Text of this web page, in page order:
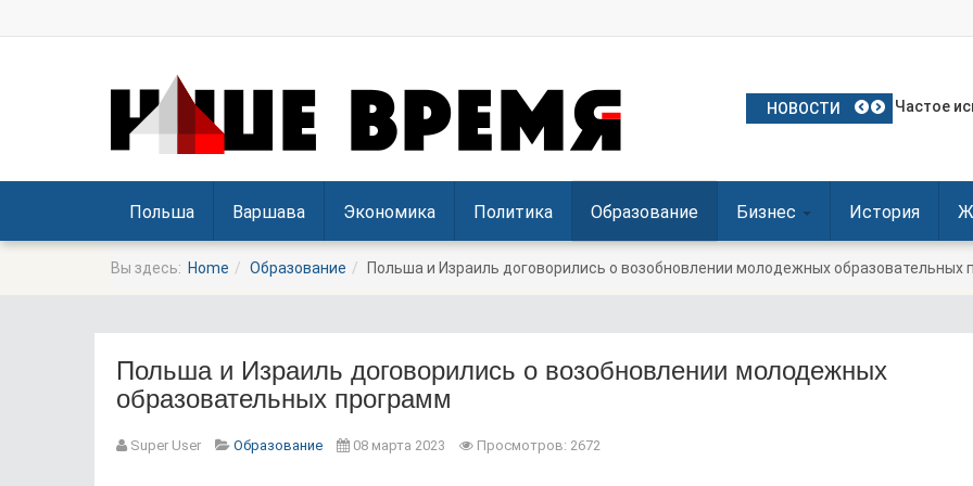
НОВОСТИ План
Частое
Польские
Посол
Польша
Польша Варшава Экономика Политика Образование Бизнес История
Вы здесь: Home Образование Польша и Израиль договорились о возобновлении молодежных образовательных
Польша и Израиль договорились о возобновлении молодежных
образовательных программ
Super User Образование 08 марта 2023 Просмотров: 2672